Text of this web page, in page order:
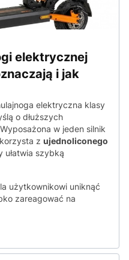
elektrycznej
i jak
elektryczna klasy
o dłuższych
w jeden silnik
z ujednoliconego
ułatwia szybką
użytkownikowi uniknąć
zareagować na